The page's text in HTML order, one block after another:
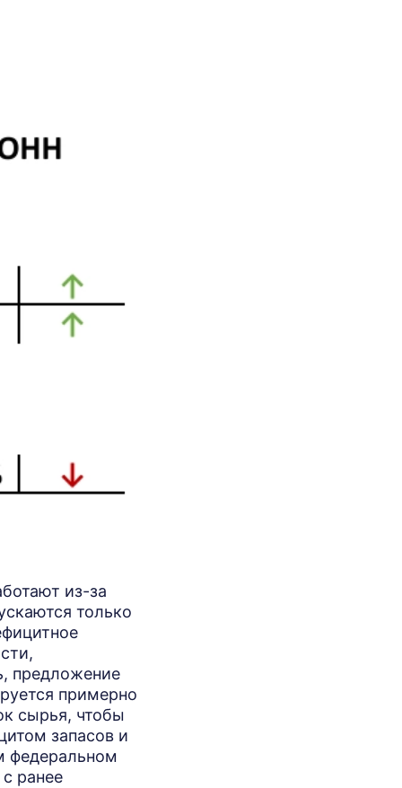
из-за
только
предложение
примерно
сырья, чтобы
запасов и
федеральном
ранее